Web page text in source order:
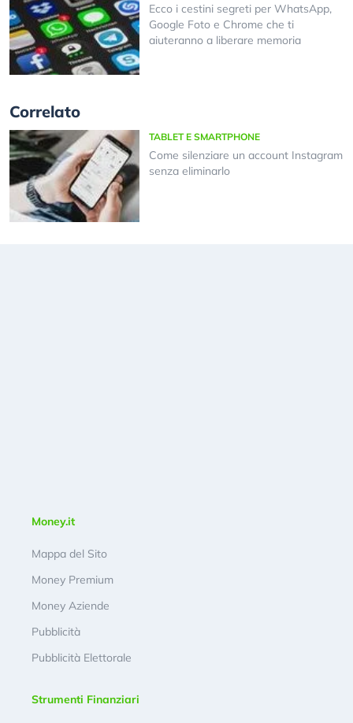
Ecco i cestini segreti per WhatsApp,
Google Foto e Chrome che ti
aiuteranno a liberare memoria
Correlato
TABLET E SMARTPHONE
Come silenziare un account Instagram
senza eliminarlo
Money.it
Mappa del Sito
Money Premium
Money Aziende
Pubblicità
Pubblicità Elettorale
Strumenti Finanziari